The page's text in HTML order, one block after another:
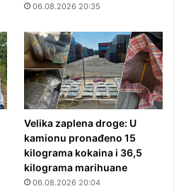
06.08.2026 20:35
Velika zaplena droge: U
kamionu pronađeno 15
kilograma kokaina i 36,5
kilograma marihuane
06.08.2026 20:04